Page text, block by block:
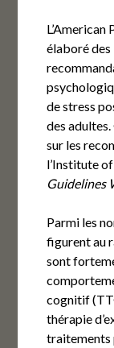
élaboré
de stress
des
sur les
l’Institute
Guidelines
Parmi les
figurent au
sont
cognitif
thérapie
traitements